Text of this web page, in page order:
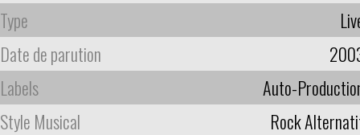
Type
Date de parution
Labels
Auto-
Style Musical
Rock